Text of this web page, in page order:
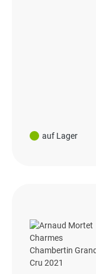
auf Lager